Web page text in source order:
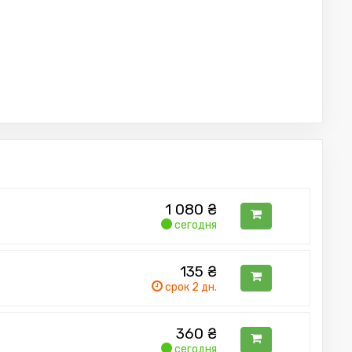
1 080 ₴
сегодня
135 ₴
срок 2 дн.
360 ₴
сегодня